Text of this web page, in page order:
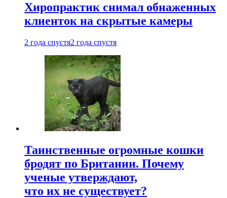
Хиропрактик снимал обнаженных
клиенток на скрытые камеры
2 года спустя2 года спустя
Таинственные огромные кошки
бродят по Британии. Почему
ученые утверждают,
что их не существует?